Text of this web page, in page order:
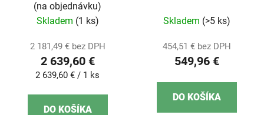
(na objednávku)
Skladem (1 ks)
2 181,49 € bez DPH
2 639,60 €
Jednotková
2 639,60 € / 1 ks
DO KOŠÍKA
Skladem (>5 ks)
454,51 € bez DPH
549,96 €
DO KOŠÍKA